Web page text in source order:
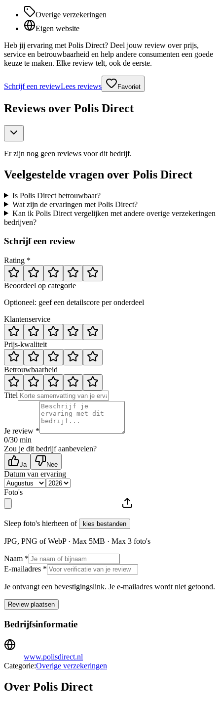
Overige verzekeringen
Eigen website
Heb jij ervaring met Polis Direct? Deel jouw review over prijs,
service en betrouwbaarheid en help andere consumenten een goede
keuze te maken. Elke review telt, ook de eerste.
Schrijf een reviewLees reviews Favoriet
Reviews over Polis Direct
Er zijn nog geen reviews voor dit bedrijf.
Veelgestelde vragen over Polis Direct
Is Polis Direct betrouwbaar?
Wat zijn de ervaringen met Polis Direct?
Kan ik Polis Direct vergelijken met andere overige verzekeringen
bedrijven?
Schrijf een review
Rating *
Beoordeel op categorie
Optioneel: geef een detailscore per onderdeel
Klantenservice
Prijs-kwaliteit
Betrouwbaarheid
Titel
Je review *
0/30 min
Zou je dit bedrijf aanbevelen?
Ja Nee
Datum van ervaring
Foto's
Sleep foto's hierheen of kies bestanden
JPG, PNG of WebP · Max 5MB · Max 3 foto's
Naam *
E-mailadres *
Je ontvangt een bevestigingslink. Je e-mailadres wordt niet getoond.
Review plaatsen
Bedrijfsinformatie
www.polisdirect.nl
Categorie:Overige verzekeringen
Over Polis Direct